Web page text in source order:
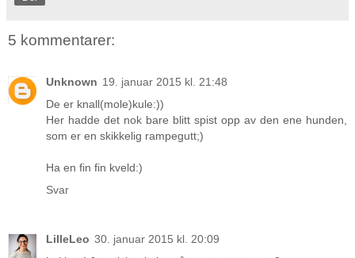
5 kommentarer:
Unknown 19. januar 2015 kl. 21:48
De er knall(mole)kule:))
Her hadde det nok bare blitt spist opp av den ene hunden,
som er en skikkelig rampegutt;)
Ha en fin fin kveld:)
Svar
LilleLeo 30. januar 2015 kl. 20:09